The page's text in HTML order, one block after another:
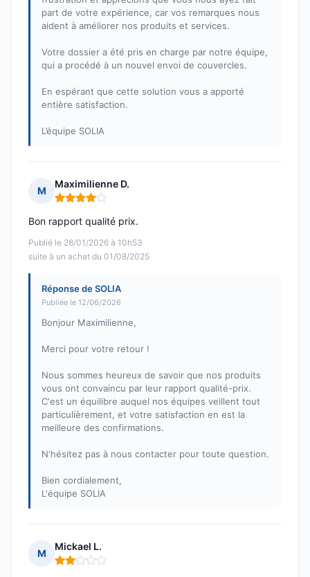
part de votre expérience, car vos remarques nous
aident à améliorer nos produits et services.
Votre dossier a été pris en charge par notre équipe,
qui a procédé à un nouvel envoi de couvercles.
En espérant que cette solution vous a apporté
entière satisfaction.
L’équipe SOLIA
M
Maximilienne D.
Note : 4 sur 5
Publié le 28/01/2026 à 10h53
suite à un achat du 01/08/2025
Bon rapport qualité prix.
Réponse de SOLIA
Publiée le 12/06/2026
Bonjour Maximilienne,
Merci pour votre retour !
Nous sommes heureux de savoir que nos produits
vous ont convaincu par leur rapport qualité-prix.
C'est un équilibre auquel nos équipes veillent tout
particulièrement, et votre satisfaction en est la
meilleure des confirmations.
N'hésitez pas à nous contacter pour toute question.
Bien cordialement,
L'équipe SOLIA
M
Mickael L.
Note : 2 sur 5